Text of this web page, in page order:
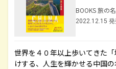
BOOKS 旅の
2022.12.15
世界を４０年以上歩いてきた
けする、人生を輝かせる中国